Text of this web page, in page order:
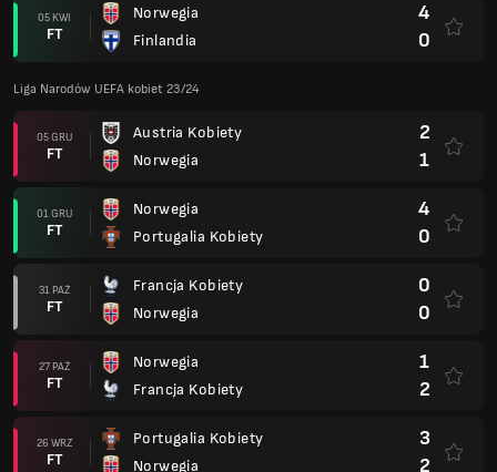
05 KWI
FT
Norwegia
Finlandia
4
0
Liga Narodów UEFA kobiet 23/24
05 GRU
FT
Austria Kobiety
Norwegia
2
1
01 GRU
FT
Norwegia
Portugalia Kobiety
4
0
31 PAŹ
FT
Francja Kobiety
Norwegia
0
0
27 PAŹ
FT
Norwegia
Francja Kobiety
1
2
26 WRZ
FT
Portugalia Kobiety
Norwegia
3
2